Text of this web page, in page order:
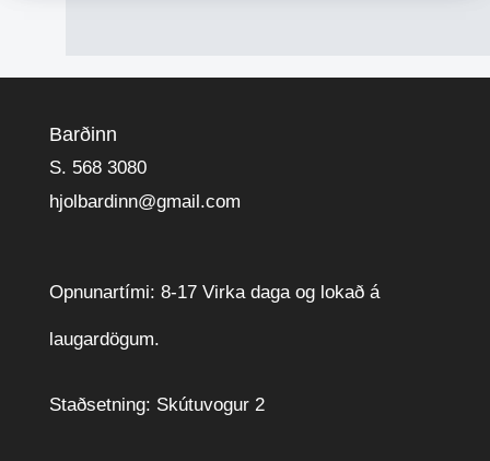
Barðinn
S. 568 3080
hjolbardinn@gmail.com
Opnunartími: 8-17 Virka daga og lokað á
laugardögum.
Staðsetning: Skútuvogur 2